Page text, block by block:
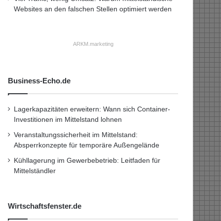
Websites an den falschen Stellen optimiert werden
ARKM.marketing
Business-Echo.de
Lagerkapazitäten erweitern: Wann sich Container-
Investitionen im Mittelstand lohnen
Veranstaltungssicherheit im Mittelstand:
Absperrkonzepte für temporäre Außengelände
Kühllagerung im Gewerbebetrieb: Leitfaden für
Mittelständler
Wirtschaftsfenster.de